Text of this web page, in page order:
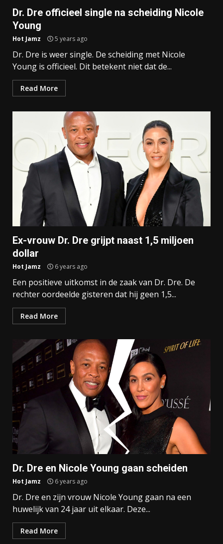
Dr. Dre officieel single na scheiding Nicole
Young
Hot Jamz 5 years ago
Dr. Dre is weer single. De scheiding met Nicole
Young is officieel. Dit betekent niet dat de...
Read More
Ex-vrouw Dr. Dre grijpt naast 1,5 miljoen
dollar
Hot Jamz 6 years ago
Een positieve uitkomst in de zaak van Dr. Dre. De
rechter oordeelde gisteren dat hij geen 1,5...
Read More
Dr. Dre en Nicole Young gaan scheiden
Hot Jamz 6 years ago
Dr. Dre en zijn vrouw Nicole Young gaan na een
huwelijk van 24 jaar uit elkaar. Deze...
Read More